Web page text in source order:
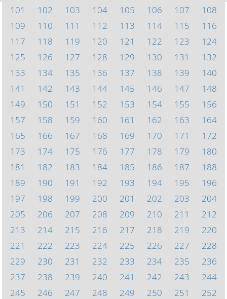
101
102 103 104 105 106 107
108
109
110 111 112 113 114 115
116
117
118 119 120 121 122 123
124
125
126 127 128 129 130 131
132
133
134 135 136 137 138 139
140
141
142 143 144 145 146 147
148
149
150 151 152 153 154 155
156
157
158 159 160 161 162 163
164
165
166 167 168 169 170 171
172
173
174 175 176 177 178 179
180
181
182 183 184 185 186 187
188
189
190 191 192 193 194 195
196
197
198 199 200 201 202 203
204
205
206 207 208 209 210 211
212
213
214 215 216 217 218 219
220
221
222 223 224 225 226 227
228
229
230 231 232 233 234 235
236
237
238 239 240 241 242 243
244
245
246 247 248 249 250 251
252